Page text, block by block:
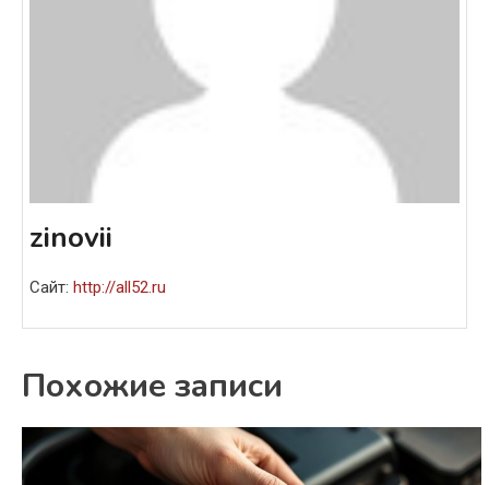
zinovii
Сайт: http://all52.ru
Похожие записи